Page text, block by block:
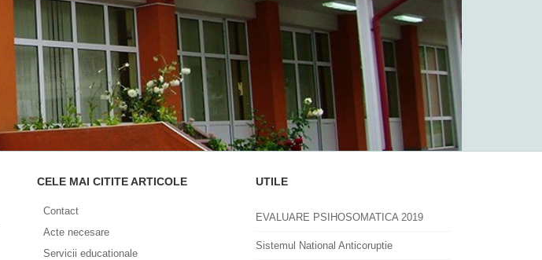
CELE MAI CITITE ARTICOLE
Contact
Acte necesare
Servicii educationale
UTILE
EVALUARE PSIHOSOMATICA 2019
Sistemul National Anticoruptie